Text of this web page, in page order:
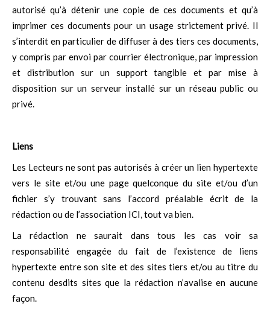
autorisé qu’à détenir une copie de ces documents et qu’à
imprimer ces documents pour un usage strictement privé. Il
s’interdit en particulier de diffuser à des tiers ces documents,
y compris par envoi par courrier électronique, par impression
et distribution sur un support tangible et par mise à
disposition sur un serveur installé sur un réseau public ou
privé.
Liens
Les Lecteurs ne sont pas autorisés à créer un lien hypertexte
vers le site et/ou une page quelconque du site et/ou d’un
fichier s’y trouvant sans l’accord préalable écrit de la
rédaction ou de l’association ICI, tout va bien.
La rédaction ne saurait dans tous les cas voir sa
responsabilité engagée du fait de l’existence de liens
hypertexte entre son site et des sites tiers et/ou au titre du
contenu desdits sites que la rédaction n’avalise en aucune
façon.